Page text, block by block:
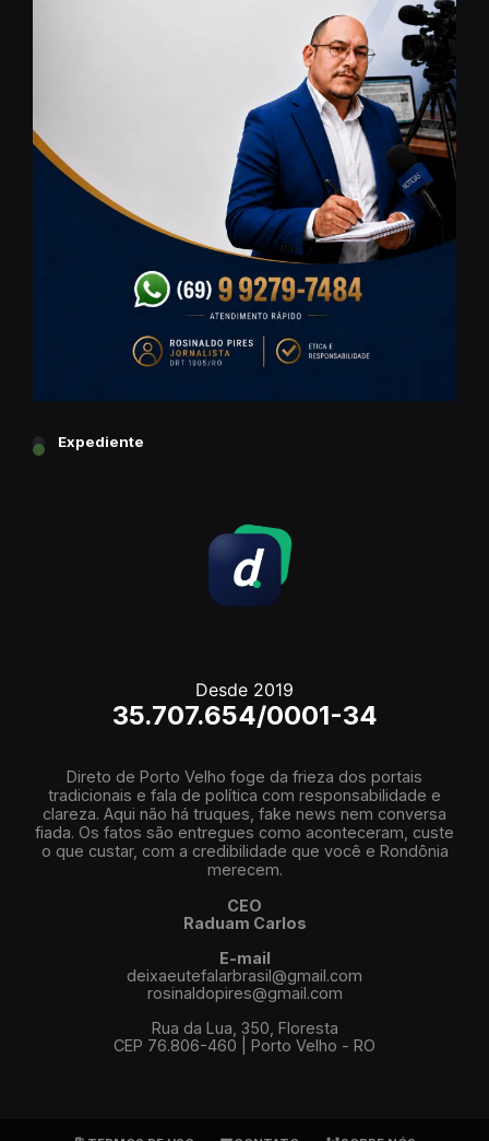
Expediente
Desde 2019
35.707.654/0001-34
Direto de Porto Velho foge da frieza dos portais
tradicionais e fala de política com responsabilidade e
clareza. Aqui não há truques, fake news nem conversa
fiada. Os fatos são entregues como aconteceram, custe
o que custar, com a credibilidade que você e Rondônia
merecem.
CEO
Raduam Carlos
E-mail
deixaeutefalarbrasil@gmail.com
rosinaldopires@gmail.com
Rua da Lua, 350, Floresta
CEP 76.806-460 | Porto Velho - RO